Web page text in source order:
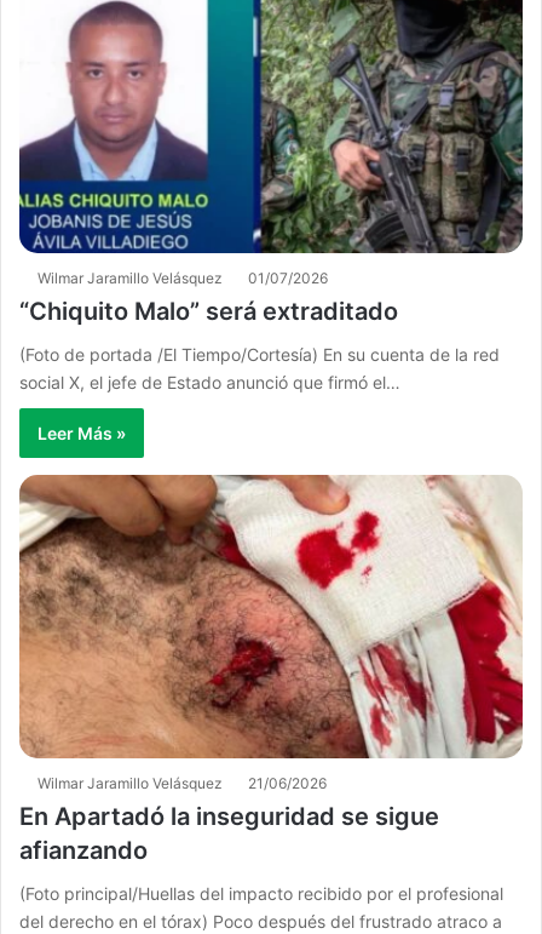
Wilmar Jaramillo Velásquez 01/07/2026
“Chiquito Malo” será extraditado
(Foto de portada /El Tiempo/Cortesía) En su cuenta de la red
social X, el jefe de Estado anunció que firmó el…
Leer Más »
Wilmar Jaramillo Velásquez 21/06/2026
En Apartadó la inseguridad se sigue
afianzando
​(Foto principal/Huellas del impacto recibido por el profesional
del derecho en el tórax) Poco después del frustrado atraco a